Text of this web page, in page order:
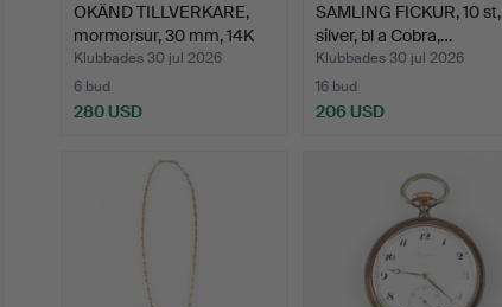
OKÄND TILLVERKARE,
mormorsur, 30 mm, 14K
g…
Klubbades 30 jul 2026
6 bud
280 USD
SAMLING FICKUR, 10 st,
silver, bl a Cobra,…
Klubbades 30 jul 2026
16 bud
206 USD